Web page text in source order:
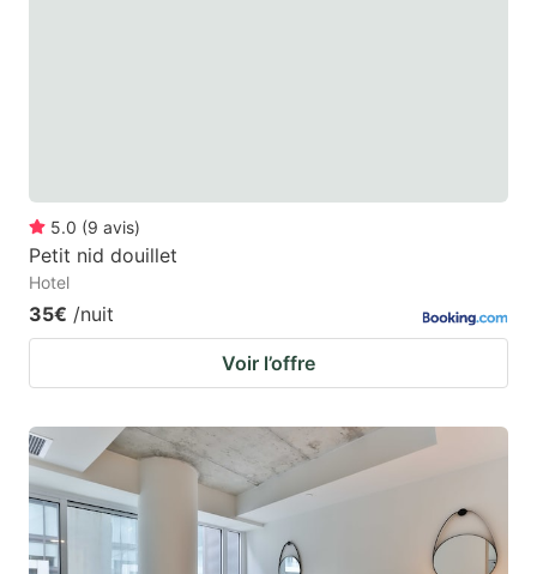
5.0 (9 avis)
Petit nid douillet
Hotel
35€ /nuit
Voir l’offre